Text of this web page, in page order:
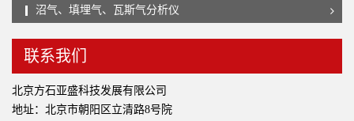
沼气、填埋气、瓦斯气分析仪
联系我们
北京方石亚盛科技发展有限公司
地址：北京市朝阳区立清路8号院